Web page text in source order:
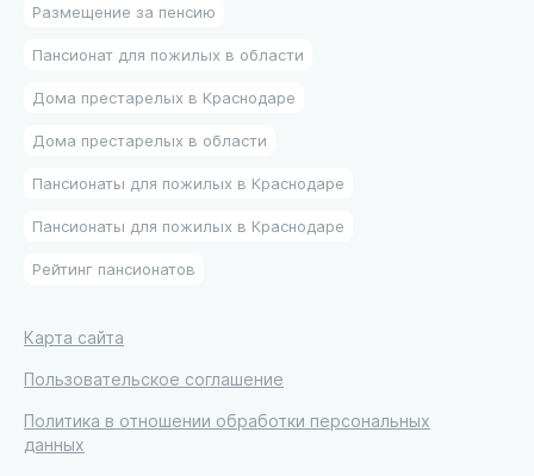
Размещение за пенсию
Пансионат для пожилых в области
Дома престарелых в Краснодаре
Дома престарелых в области
Пансионаты для пожилых в Краснодаре
Пансионаты для пожилых в Краснодаре
Рейтинг пансионатов
Карта сайта
Пользовательское соглашение
Политика в отношении обработки персональных
данных